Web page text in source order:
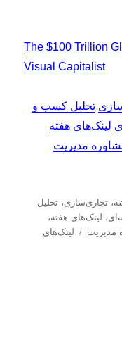
The $100 Trillion
Visual Capitalist
تحلیل کسب و
لینک‌های هفته
مدیریت
،تجاری‌سازی،تحلیل
، لینک‌های هفته،
مدیریت
بلینک‌های